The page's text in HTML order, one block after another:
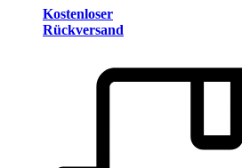
Kostenloser
Rückversand